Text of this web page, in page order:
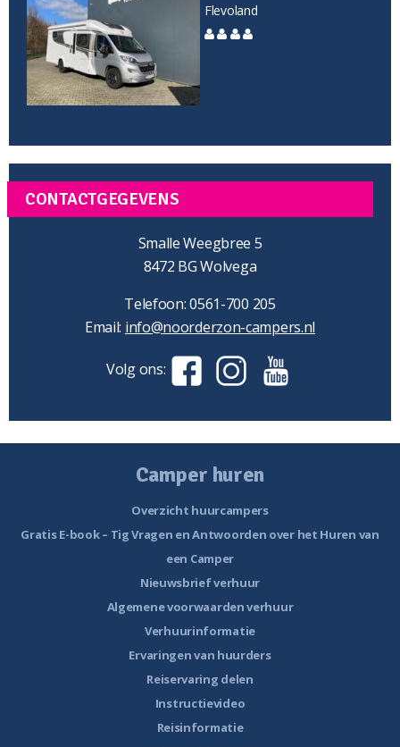
Flevoland
CONTACTGEGEVENS
Smalle Weegbree 5
8472 BG Wolvega
Telefoon: 0561-700 205
Email: info@noorderzon-campers.nl
Volg ons:
Camper huren
Overzicht huurcampers
Gratis E-book – Tig Vragen en Antwoorden over het Huren van
een Camper
Nieuwsbrief verhuur
Algemene voorwaarden verhuur
Verhuurinformatie
Ervaringen van huurders
Reiservaring delen
Instructievideo
Reisinformatie